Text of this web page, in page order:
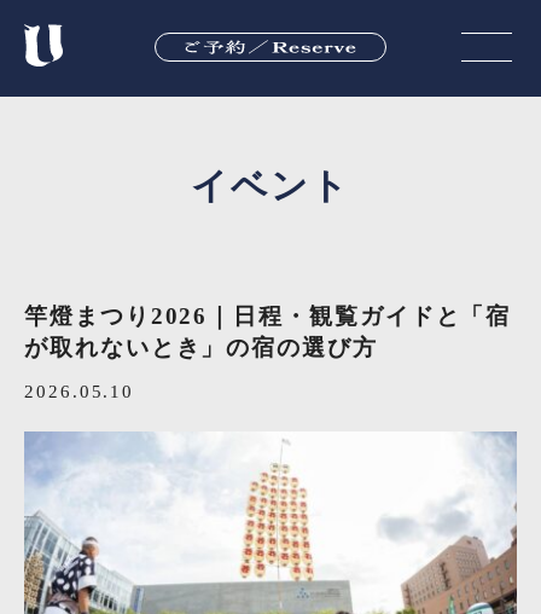
イベント
竿燈まつり2026｜日程・観覧ガイドと「宿
が取れないとき」の宿の選び方
2026.05.10